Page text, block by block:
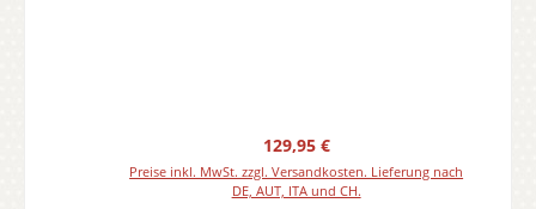
Regulärer Preis:
129,95 €
Preise inkl. MwSt. zzgl. Versandkosten. Lieferung nach
DE, AUT, ITA und CH.